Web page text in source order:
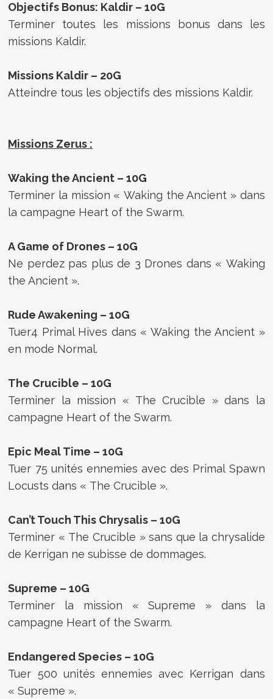
Objectifs Bonus: Kaldir – 10G
Terminer toutes les missions bonus dans les
missions Kaldir.
Missions Kaldir – 20G
Atteindre tous les objectifs des missions Kaldir.
Missions Zerus :
Waking the Ancient – 10G
Terminer la mission « Waking the Ancient » dans
la campagne Heart of the Swarm.
A Game of Drones – 10G
Ne perdez pas plus de 3 Drones dans « Waking
the Ancient ».
Rude Awakening – 10G
Tuer4 Primal Hives dans « Waking the Ancient »
en mode Normal.
The Crucible – 10G
Terminer la mission « The Crucible » dans la
campagne Heart of the Swarm.
Epic Meal Time – 10G
Tuer 75 unités ennemies avec des Primal Spawn
Locusts dans « The Crucible ».
Can’t Touch This Chrysalis – 10G
Terminer « The Crucible » sans que la chrysalide
de Kerrigan ne subisse de dommages.
Supreme – 10G
Terminer la mission « Supreme » dans la
campagne Heart of the Swarm.
Endangered Species – 10G
Tuer 500 unités ennemies avec Kerrigan dans
« Supreme ».